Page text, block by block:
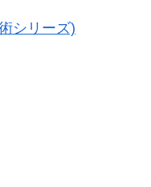
シリーズ)